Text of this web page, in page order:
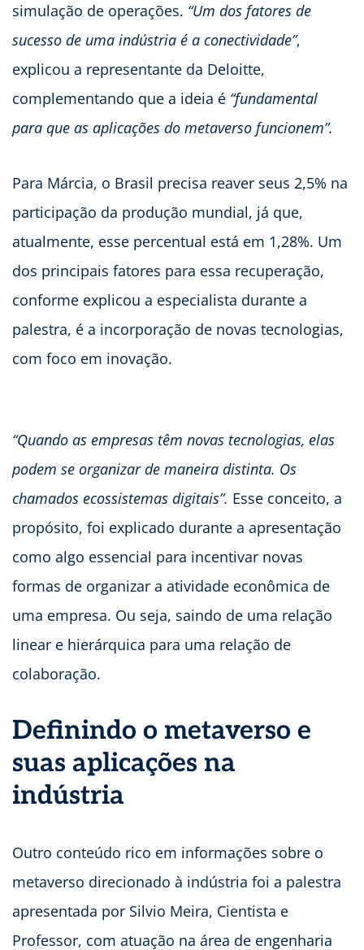
simulação de operações. “Um dos fatores de
sucesso de uma indústria é a conectividade”,
explicou a representante da Deloitte,
complementando que a ideia é “fundamental
para que as aplicações do metaverso funcionem”.
Para Márcia, o Brasil precisa reaver seus 2,5% na
participação da produção mundial, já que,
atualmente, esse percentual está em 1,28%. Um
dos principais fatores para essa recuperação,
conforme explicou a especialista durante a
palestra, é a incorporação de novas tecnologias,
com foco em inovação.
“Quando as empresas têm novas tecnologias, elas
podem se organizar de maneira distinta. Os
chamados ecossistemas digitais”. Esse conceito, a
propósito, foi explicado durante a apresentação
como algo essencial para incentivar novas
formas de organizar a atividade econômica de
uma empresa. Ou seja, saindo de uma relação
linear e hierárquica para uma relação de
colaboração.
Definindo o metaverso e
suas aplicações na
indústria
Outro conteúdo rico em informações sobre o
metaverso direcionado à indústria foi a palestra
apresentada por Silvio Meira, Cientista e
Professor, com atuação na área de engenharia